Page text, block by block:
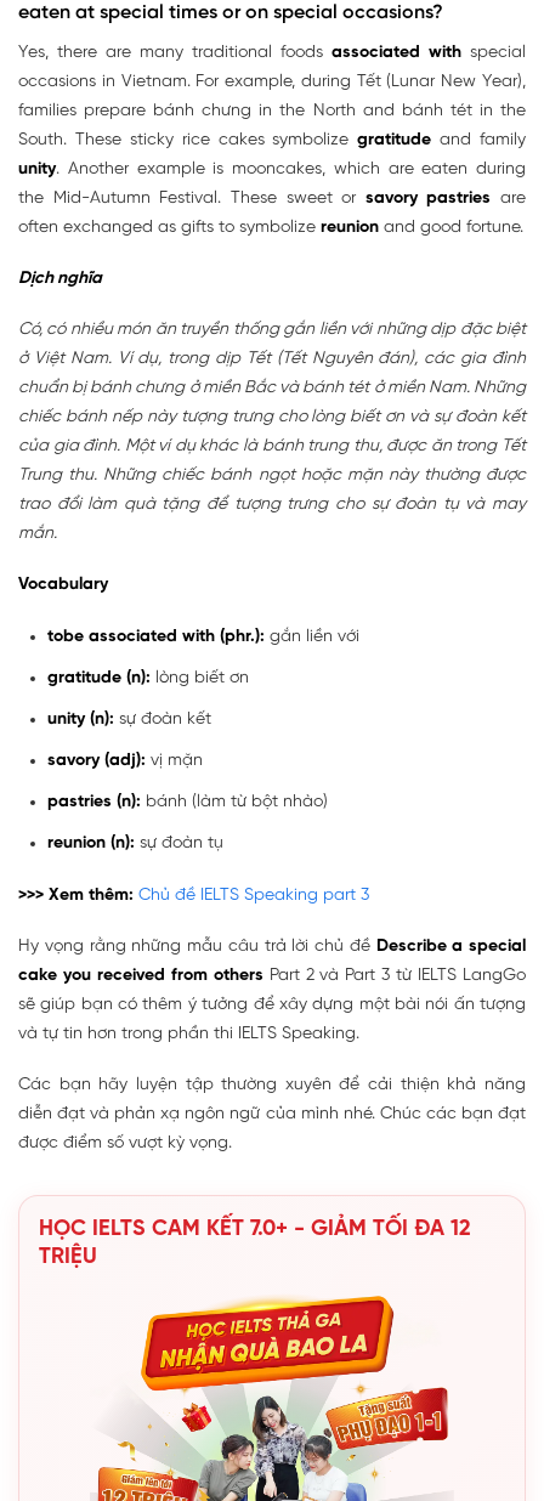
eaten at special times or on special occasions?
Yes, there are many traditional foods associated with special
occasions in Vietnam. For example, during Tết (Lunar New Year),
families prepare bánh chưng in the North and bánh tét in the
South. These sticky rice cakes symbolizegratitude and family
unity. Another example is mooncakes, which are eaten during
the Mid-Autumn Festival. These sweet or savory pastries are
often exchanged as gifts to symbolize reunion and good fortune.
Dịch nghĩa
Có, có nhiều món ăn truyền thống gắn liền với những dịp đặc biệt
ở Việt Nam. Ví dụ, trong dịp Tết (Tết Nguyên đán), các gia đình
chuẩn bị bánh chưng ở miền Bắc và bánh tét ở miền Nam. Những
chiếc bánh nếp này tượng trưng cho lòng biết ơn và sự đoàn kết
của gia đình. Một ví dụ khác là bánh trung thu, được ăn trong Tết
Trung thu. Những chiếc bánh ngọt hoặc mặn này thường được
trao đổi làm quà tặng để tượng trưng cho sự đoàn tụ và may
mắn.
Vocabulary
tobe associated with (phr.): gắn liền với
gratitude (n): lòng biết ơn
unity (n): sự đoàn kết
savory (adj): vị mặn
pastries (n): bánh (làm từ bột nhào)
reunion (n): sự đoàn tụ
>>> Xem thêm: Chủ đề IELTS Speaking part 3
Hy vọng rằng những mẫu câu trả lời chủ đề Describe a special
cake you received from others Part 2 và Part 3 từ IELTS LangGo
sẽ giúp bạn có thêm ý tưởng để xây dựng một bài nói ấn tượng
và tự tin hơn trong phần thi IELTS Speaking.
Các bạn hãy luyện tập thường xuyên để cải thiện khả năng
diễn đạt và phản xạ ngôn ngữ của mình nhé. Chúc các bạn đạt
được điểm số vượt kỳ vọng.
HỌC IELTS CAM KẾT 7.0+ - GIẢM TỐI ĐA 12
TRIỆU